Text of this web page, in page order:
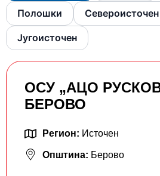
Полошки Североисточен
Југоисточен
ОСУ „АЦО
БЕРОВО
Регион: Источен
Општина: Берово